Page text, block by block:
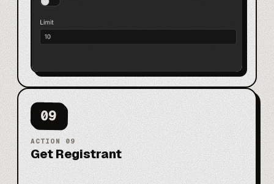
09
ACTION 09
Get Registrant